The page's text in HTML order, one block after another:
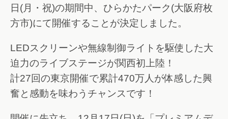
日(月・祝)の期間中、ひらかたパーク(大阪府枚
方市)にて開催することが決定しました。
LEDスクリーンや無線制御ライトを駆使した大
迫力のライブステージが関西初上陸！
計27回の東京開催で累計470万人が体感した興
奮と感動を味わうチャンスです！